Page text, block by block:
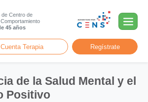
de Centro de
45 años
Terapia Regístrate
de la Salud Mental y el
Positivo